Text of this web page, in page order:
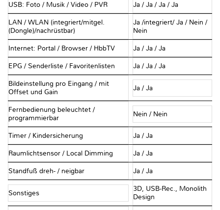
USB: Foto / Musik / Video / PVR Ja / Ja / Ja / Ja
LAN / WLAN (integriert/mitgel.
(Dongle)/nachrüstbar)
Ja /integriert/ Ja / Nein /
Nein
Internet: Portal / Browser / HbbTV Ja / Ja / Ja
EPG / Senderliste / Favoritenlisten Ja / Ja / Ja
Bildeinstellung pro Eingang / mit
Offset und Gain
Ja / Ja
Fernbedienung beleuchtet /
programmierbar
Nein / Nein
Timer / Kindersicherung Ja / Ja
Raumlichtsensor / Local Dimming Ja / Ja
Standfuß dreh- / neigbar Ja / Ja
Sonstiges
3D, USB-Rec., Monolith
Design